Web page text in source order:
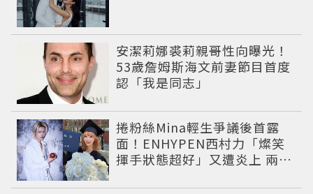
安潔莉娜裘莉親哥性向曝光！
53歲詹姆斯海文前妻節目首度
認「我是同志」
捲粉絲Mina輕生爭議後首露
面！ENHYPEN西村力「燦笑
揮手狀態超好」又遭炎上 兩派